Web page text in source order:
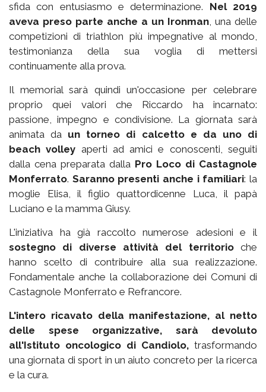
sfida con entusiasmo e determinazione. Nel 2019
aveva preso parte anche a un Ironman, una delle
competizioni di triathlon più impegnative al mondo,
testimonianza della sua voglia di mettersi
continuamente alla prova.
Il memorial sarà quindi un'occasione per celebrare
proprio quei valori che Riccardo ha incarnato:
passione, impegno e condivisione. La giornata sarà
animata da un torneo di calcetto e da uno di
beach volley aperti ad amici e conoscenti, seguiti
dalla cena preparata dalla Pro Loco di Castagnole
Monferrato. Saranno presenti anche i familiari: la
moglie Elisa, il figlio quattordicenne Luca, il papà
Luciano e la mamma Giusy.
L'iniziativa ha già raccolto numerose adesioni e il
sostegno di diverse attività del territorioche
hanno scelto di contribuire alla sua realizzazione.
Fondamentale anche la collaborazione dei Comuni di
Castagnole Monferrato e Refrancore.
L'intero ricavato della manifestazione, al netto
delle spese organizzative, sarà devoluto
all'Istituto oncologico di Candiolo, trasformando
una giornata di sport in un aiuto concreto per la ricerca
e la cura.